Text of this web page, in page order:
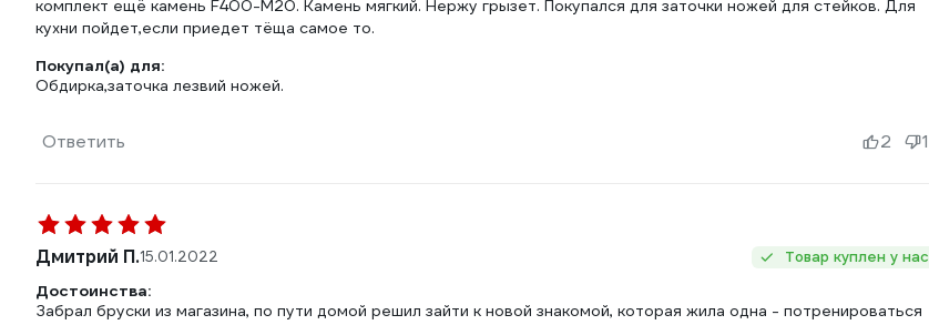
комплект ещё камень F400-М20. Камень мягкий. Нержу грызет. Покупался для заточки ножей для стейков. Для
кухни пойдет,если приедет тёща самое то.
Покупал(а) для:
Обдирка,заточка лезвий ножей.
Ответить 2 1
Дмитрий П.15.01.2022 Товар куплен у нас
Достоинства:
Забрал бруски из магазина, по пути домой решил зайти к новой знакомой, которая жила одна - потренироваться